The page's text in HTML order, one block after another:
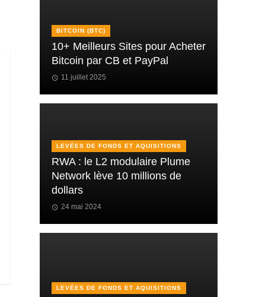
BITCOIN (BTC)
10+ Meilleurs Sites pour Acheter
Bitcoin par CB et PayPal
11 juillet 2025
LEVÉES DE FONDS ET AQUISITIONS
RWA : le L2 modulaire Plume
Network lève 10 millions de
dollars
24 mai 2024
LEVÉES DE FONDS ET AQUISITIONS